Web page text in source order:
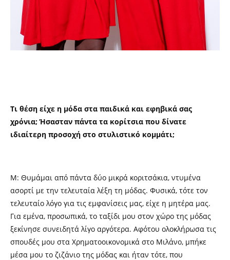
Τι θέση είχε η μόδα στα παιδικά και εφηβικά σας
χρόνια; Ήσασταν πάντα τα κορίτσια που δίνατε
ιδιαίτερη προσοχή στο στυλιστικό κομμάτι;
M: Θυμάμαι από πάντα δύο μικρά κοριτσάκια, ντυμένα
ασορτί με την τελευταία λέξη τη μόδας. Φυσικά, τότε τον
τελευταίο λόγο για τις εμφανίσεις μας, είχε η μητέρα μας.
Για εμένα, προσωπικά, το ταξίδι μου στον χώρο της μόδας
ξεκίνησε συνειδητά λίγο αργότερα. Αφότου ολοκλήρωσα τις
σπουδές μου στα Χρηματοοικονομικά στο Μιλάνο, μπήκε
μέσα μου το ζιζάνιο της μόδας και ήταν τότε, που